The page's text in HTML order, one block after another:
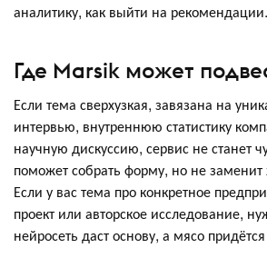
аналитику, как выйти на рекомендации.
Где Marsik может
Если тема сверхузкая, завязана на
интервью, внутреннюю статистику
научную дискуссию, сервис не станет
поможет собрать форму, но не
Если у вас тема про конкретное
проект или авторское исследование,
нейросеть даст основу, а мясо